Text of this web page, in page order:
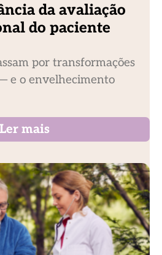
da avaliação
do paciente
por transformações
e o envelhecimento
Ler mais